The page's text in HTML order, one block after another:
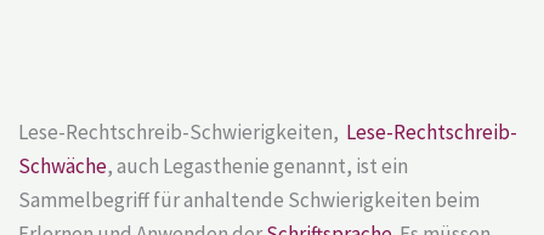
Lese-Rechtschreib-Schwierigkeiten, Lese-Rechtschreib-
Schwäche, auch Legasthenie genannt, ist ein
Sammelbegriff für anhaltende Schwierigkeiten beim